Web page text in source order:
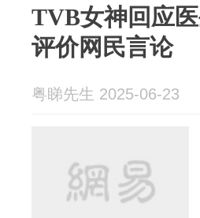
TVB女神回应
评价网民言论
粤睇先生 2025-06-23